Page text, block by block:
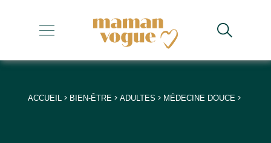
+
+
+
ACCUEIL > BIEN-ÊTRE > ADULTES > MÉDECINE DOUCE >